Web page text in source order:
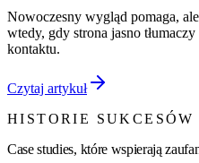
Nowoczesny wygląd pomaga,
wtedy, gdy strona jasno
kontaktu.
Czytaj artykuł
HISTORIE SUKCESÓW
Case studies, które wspierają